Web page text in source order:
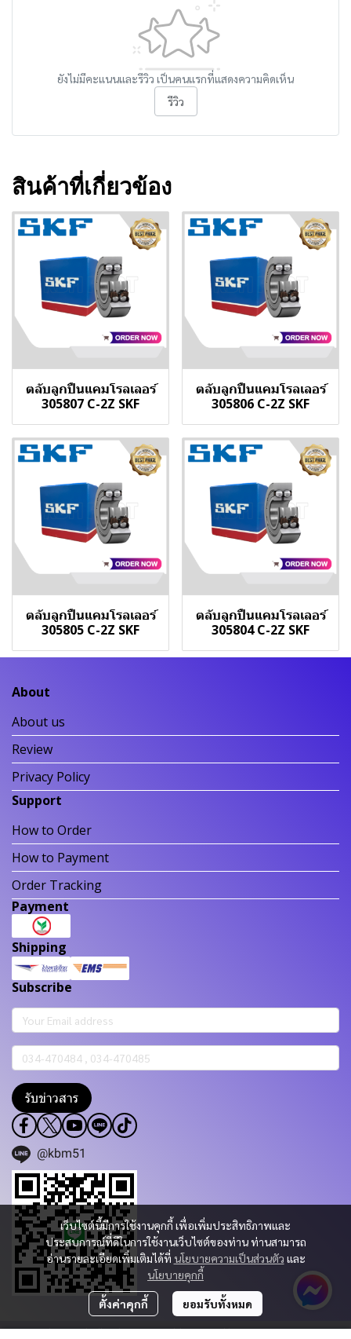
ยังไม่มีคะแนนและรีวิว เป็นคนแรกที่แสดงความคิดเห็น
รีวิว
สินค้าที่เกี่ยวข้อง
ตลับลูกปืนแคมโรลเลอร์
305807 C-2Z SKF
ตลับลูกปืนแคมโรลเลอร์
305806 C-2Z SKF
ตลับลูกปืนแคมโรลเลอร์
305805 C-2Z SKF
ตลับลูกปืนแคมโรลเลอร์
305804 C-2Z SKF
เว็บไซต์นี้มีการใช้งานคุกกี้ เพื่อเพิ่มประสิทธิภาพและ
ประสบการณ์ที่ดีในการใช้งานเว็บไซต์ของท่าน ท่านสามารถ
อ่านรายละเอียดเพิ่มเติมได้ที่ นโยบายความเป็นส่วนตัว และ
นโยบายคุกกี้
ตั้งค่าคุกกี้ ยอมรับทั้งหมด
About
About us
Review
Privacy Policy
Support
How to Order
How to Payment
Order Tracking
Payment
Shipping
Subscribe
รับข่าวสาร
@kbm51
Copyright 2023 | All Rights Reserved | Powered by KBM PART & TRADING